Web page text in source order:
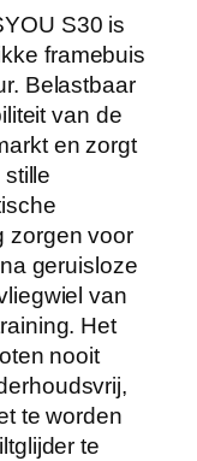
S30 is
framebuis
Belastbaar
van de
en zorgt
zorgen voor
geruisloze
van
Het
nooit
te worden
te